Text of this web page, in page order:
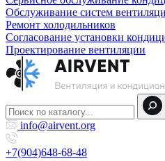
Обслуживание систем
Ремонт холодильников
Согласование установки
Проектирование вентиляции
info@airvent.org
+7(904)648-68-48